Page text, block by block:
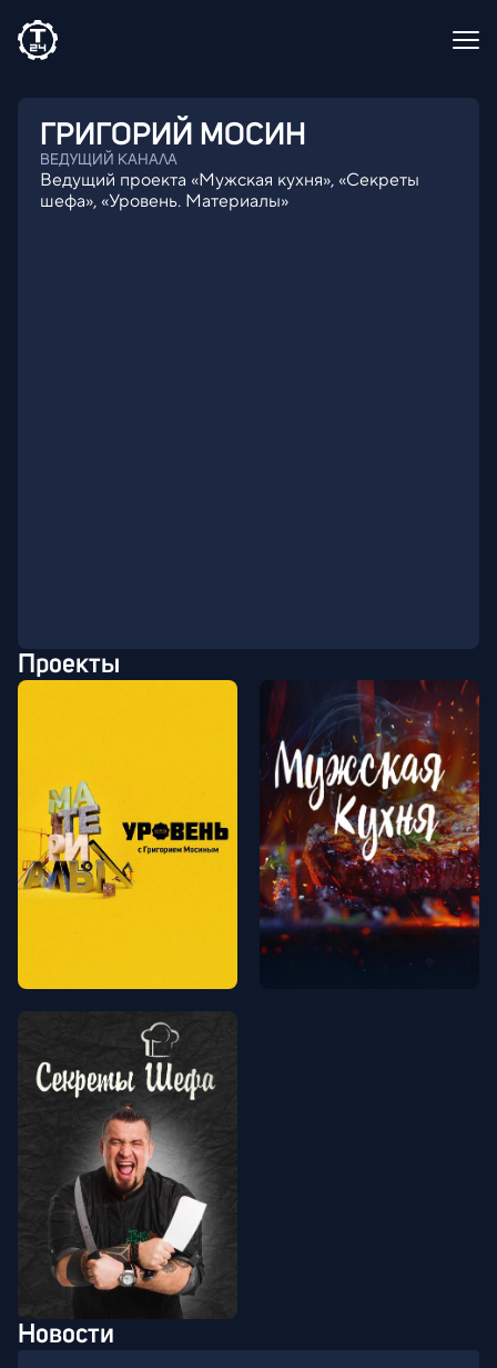
ГРИГОРИЙ МОСИН
ВЕДУЩИЙ КАНАЛА
Ведущий проекта «Мужская кухня», «Секреты
шефа», «Уровень. Материалы»
Проекты
Новости